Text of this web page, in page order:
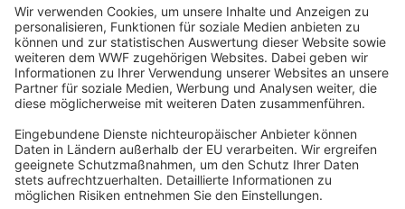
Ihre Spende kann steuerlich geltend gemacht werden
Registriert als Stiftung WWF Deutschland, Senatsverwaltung für
Justiz Berlin, Az: 3416/976/2
Umsatzsteuer-Identifikationsnummer: DE 114236103
Freistellungsbescheid: Als gemeinnützige Körperschaft befreit
von der Körperschaftssteuer gem. §5 I 9 KStg. unter der
Steuernummer 27/641/09321